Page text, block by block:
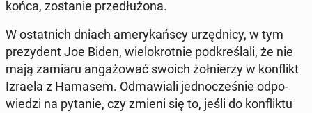
końca, zo­sta­nie prze­dłu­żo­na.
W ostat­nich dniach ame­ry­kań­scy urzęd­ni­cy, w tym
pre­zy­dent Joe Biden, wie­lo­krot­nie pod­kre­śla­li, że nie
mają zamiaru an­ga­żo­wać swoich żoł­nie­rzy w kon­flikt
Izraela z Hamasem. Od­ma­wia­li jed­no­cze­śnie od­po­
wie­dzi na pytanie, czy zmieni się to, jeśli do kon­flik­tu